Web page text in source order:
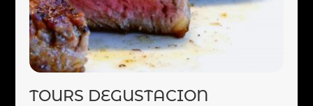
TOURS DEGUSTACION